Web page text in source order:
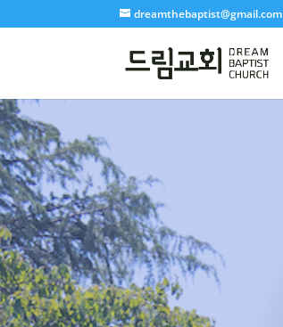
dreamthebaptist@gmail.com